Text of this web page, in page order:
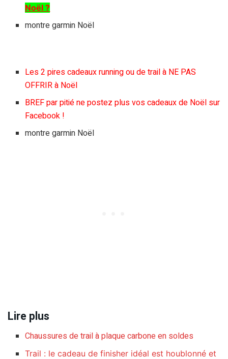
Noël ?
montre garmin Noël
Les 2 pires cadeaux running ou de trail à NE PAS
OFFRIR à Noël
BREF par pitié ne postez plus vos cadeaux de Noël sur
Facebook !
montre garmin Noël
Lire plus
Chaussures de trail à plaque carbone en soldes
Trail : le cadeau de finisher idéal est houblonné et